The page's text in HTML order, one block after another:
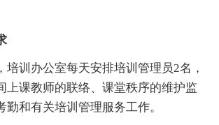
训办公室每天安排培训管理员2名，
上课教师的联络、课堂秩序的维护监
勤和有关培训管理服务工作。